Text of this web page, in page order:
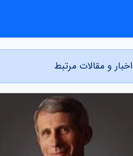
اخبار و مقالات مرتبط